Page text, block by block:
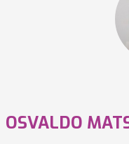
OSVALDO